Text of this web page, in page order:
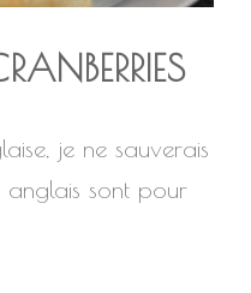
je ne sauverais
anglais sont pour